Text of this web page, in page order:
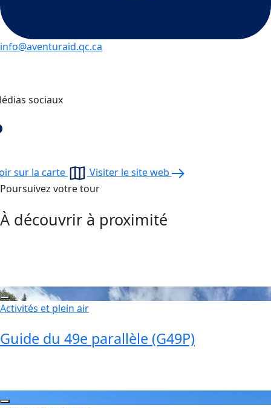
info@aventuraid.qc.ca
sociaux
sur la carte
Visiter le site web
Poursuivez votre tour
À découvrir à proximité
Activités et plein air
Guide du 49e parallèle (G49P)